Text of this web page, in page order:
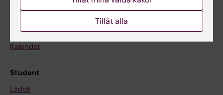
På gång
Nyheter
Kalender
Student
Ladok
Tillåt alla